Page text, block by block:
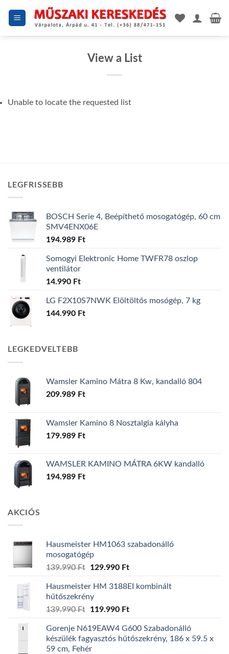
View a List
Unable to locate the requested list
LEGFRISSEBB
BOSCH Serie 4, Beépíthető mosogatógép, 60 cm
SMV4ENX06E
194.989 Ft
Somogyi Elektronic Home TWFR78 oszlop
ventilátor
14.990 Ft
LG F2X10S7NWK Elöltöltős mosógép, 7 kg
144.990 Ft
LEGKEDVELTEBB
Wamsler Kamino Mátra 8 Kw, kandalló 804
209.989 Ft
Wamsler Kamino 8 Nosztalgia kályha
179.989 Ft
WAMSLER KAMINO MÁTRA 6KW kandalló
194.989 Ft
AKCIÓS
Hausmeister HM1063 szabadonálló
mosogatógép
139.990Ft
Original
was:
139.990 Ft.
129.990 FtCurrent
is:
Hausmeister HM 3188EI kombinált
hűtőszekrény
139.990Ft
Original
was:
139.990 Ft.
119.990 FtCurrent
is:
119.990 Ft.
Gorenje N619EAW4 G600 Szabadonálló
készülék fagyasztós hűtőszekrény, 186 x 59.5 x
59 cm, Fehér